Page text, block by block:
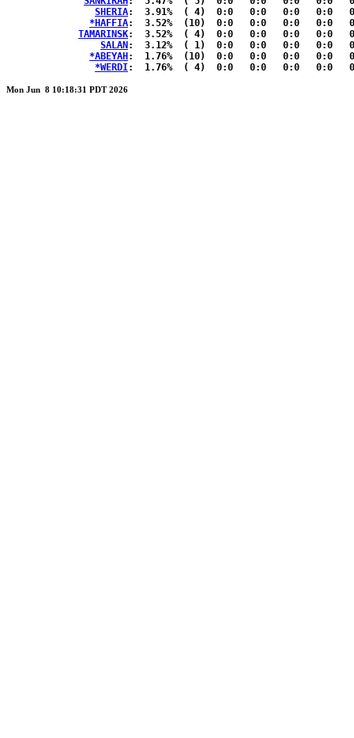
SHERIA:  3.91%	( 4)  0:0   0:0   0:0   0:0   0:0  { 2:2 }
*HAFFIA:  3.52%	(10)  0:0   0:0   0:0   0:0   0:0  { 3:7 }
TAMARINSK:  3.52%	( 4)  0:0   0:0   0:0   0:0   0:0  { 2:2 }
SALAN :  3.12%	( 1)  0:0   0:0   0:0   0:0   0:1  { 0:0 }
*ABEYAH :  1.76%	(10)  0:0   0:0   0:0   0:0   0:0  { 3:7 }
*WERDI